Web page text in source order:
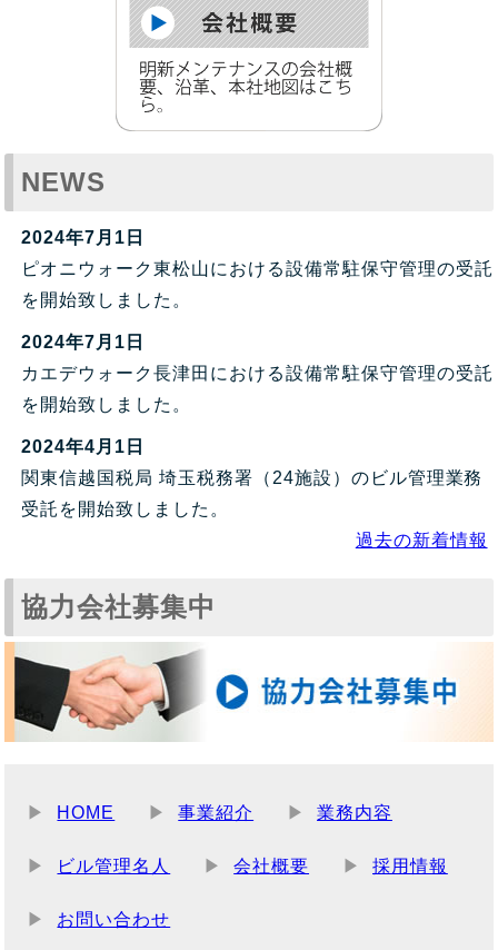
NEWS
2024年7月1日
ピオニウォーク東松山における設備常駐保守管理の受託
を開始致しました。
2024年7月1日
カエデウォーク長津田における設備常駐保守管理の受託
を開始致しました。
2024年4月1日
関東信越国税局 埼玉税務署（24施設）のビル管理業務
受託を開始致しました。
過去の新着情報
協力会社募集中
HOME 事業紹介 業務内容
ビル管理名人 会社概要 採用情報
お問い合わせ